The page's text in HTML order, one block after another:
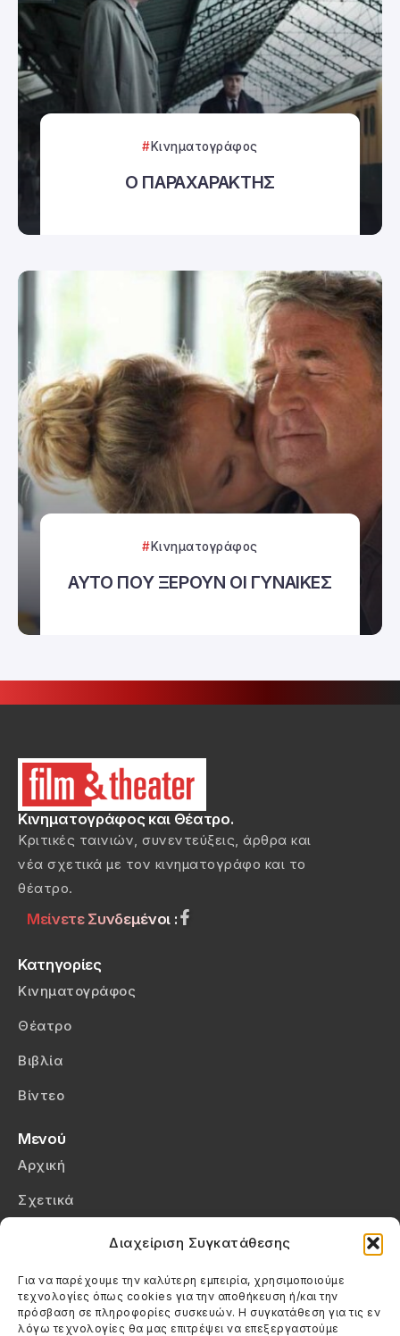
Διαχείριση Συγκατάθεσης
Για να παρέχουμε την καλύτερη εμπειρία, χρησιμοποιούμε
τεχνολογίες όπως cookies για την αποθήκευση ή/και την
πρόσβαση σε πληροφορίες συσκευών. Η συγκατάθεση για τις εν
λόγω τεχνολογίες θα μας επιτρέψει να επεξεργαστούμε
Κινηματογράφος
Ο ΠΑΡΑΧΑΡΑΚΤΗΣ
Κινηματογράφος
ΑΥΤΟ ΠΟΥ ΞΕΡΟΥΝ ΟΙ ΓΥΝΑΙΚΕΣ
Κινηματογράφος και Θέατρο.
Κριτικές ταινιών, συνεντεύξεις, άρθρα και
νέα σχετικά με τον κινηματογράφο και το
θέατρο.
Μείνετε Συνδεμένοι :
Κατηγορίες
Κινηματογράφος
Θέατρο
Βιβλία
Βίντεο
Μενού
Αρχική
Σχετικά
Πολιτική Cookies (ΕΕ)